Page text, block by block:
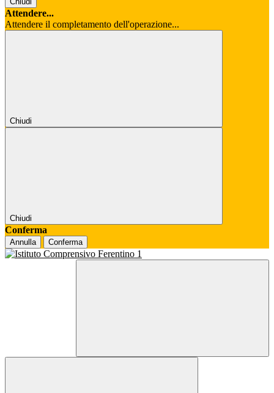
Attendere...
Attendere il completamento dell'operazione...
Chiudi
Chiudi
Conferma
Annulla Conferma